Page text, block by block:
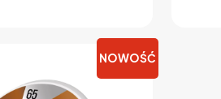
NOWOŚĆ